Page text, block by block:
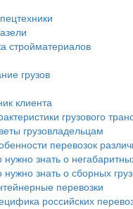
стройматериалов
грузов
клиента
грузового
грузовладельцам
перевозок
нужно знать о
нужно знать о сборных
перевозки
российских